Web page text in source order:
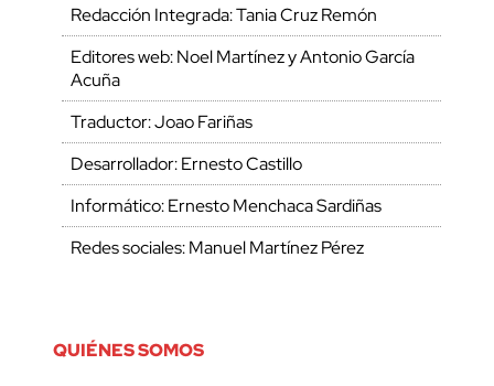
Redacción Integrada: Tania Cruz Remón
Editores web: Noel Martínez y Antonio García
Acuña
Traductor: Joao Fariñas
Desarrollador: Ernesto Castillo
Informático: Ernesto Menchaca Sardiñas
Redes sociales: Manuel Martínez Pérez
QUIÉNES SOMOS